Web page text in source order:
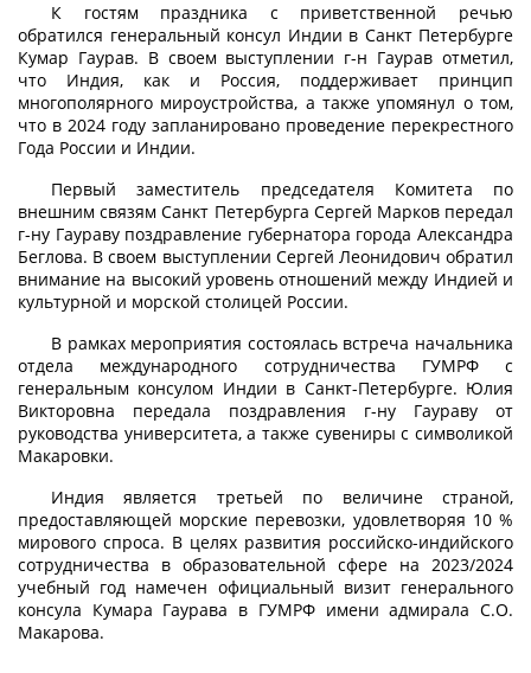
К гостям праздника с приветственной речью
обратился генеральный консул Индии в Санкт Петербурге
Кумар Гаурав. В своем выступлении г-н Гаурав отметил,
что Индия, как и Россия, поддерживает принцип
многополярного мироустройства, а также упомянул о том,
что в 2024 году запланировано проведение перекрестного
Года России и Индии.
Первый заместитель председателя Комитета по
внешним связям Санкт Петербурга Сергей Марков передал
г-ну Гаураву поздравление губернатора города Александра
Беглова. В своем выступлении Сергей Леонидович обратил
внимание на высокий уровень отношений между Индией и
культурной и морской столицей России.
В рамках мероприятия состоялась встреча начальника
отдела международного сотрудничества ГУМРФ с
генеральным консулом Индии в Санкт-Петербурге. Юлия
Викторовна передала поздравления г-ну Гаураву от
руководства университета, а также сувениры с символикой
Макаровки.
Индия является третьей по величине страной,
предоставляющей морские перевозки, удовлетворяя 10 %
мирового спроса. В целях развития российско-индийского
сотрудничества в образовательной сфере на 2023/2024
учебный год намечен официальный визит генерального
консула Кумара Гаурава в ГУМРФ имени адмирала С.О.
Макарова.